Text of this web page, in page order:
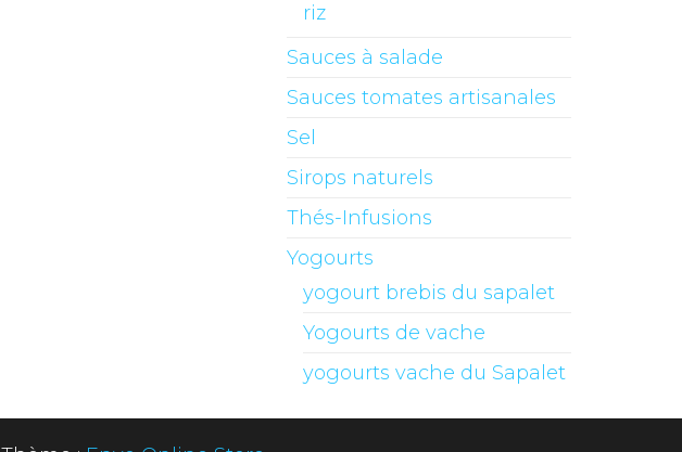
riz
Sauces à salade
Sauces tomates artisanales
Sel
Sirops naturels
Thés-Infusions
Yogourts
yogourt brebis du sapalet
Yogourts de vache
yogourts vache du Sapalet